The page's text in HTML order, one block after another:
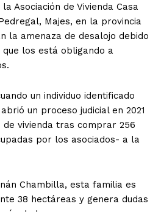
Asociación de Vivienda Casa
Majes, en la provincia
la amenaza de desalojo debido
los está obligando a
un individuo identificado
un proceso judicial en 2021
vivienda tras comprar 256
por los asociados- a la
Chambilla, esta familia es
38 hectáreas y genera dudas